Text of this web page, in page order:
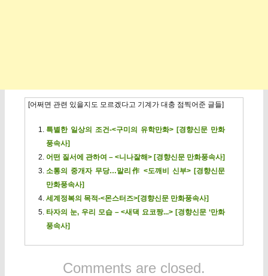
[어쩌면 관련 있을지도 모르겠다고 기계가 대충 점찍어준 글들]
특별한 일상의 조건-<구미의 유학만화> [경향신문 만화
풍속사]
어떤 질서에 관하여 – <니나잘해> [경향신문 만화풍속사]
소통의 중개자 무당…말리作 <도깨비 신부> [경향신문
만화풍속사]
세계정복의 목적-<몬스터즈>[경향신문 만화풍속사]
타자의 눈, 우리 모습 – <새댁 요코짱...> [경향신문 ‘만화
풍속사]
Comments are closed.